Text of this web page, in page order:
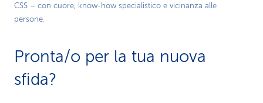
CSS – con cuore, know-how specialistico e vicinanza alle
persone.
Pronta/o per la tua nuova
sfida?